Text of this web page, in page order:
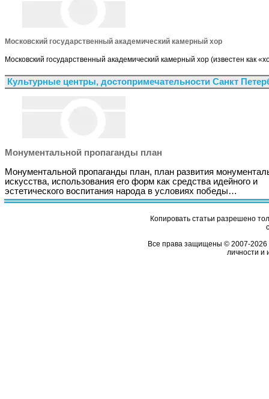
Московский государственный академический камерный хор
Московский государственный академический камерный хор (известен
Культурные центры, достопримечательности Санкт
Монументальной пропаганды план
Монументальной пропаганды план, план развития
искусства, использования его форм как средства идейного и
эстетического воспитания народа в условиях победы…
Копировать статьи разрешено
Все права защищены © 2007-2026
личности и